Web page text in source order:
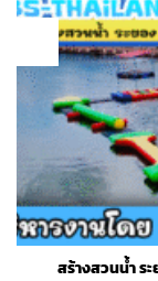
สร้างสวนน้ำ ร